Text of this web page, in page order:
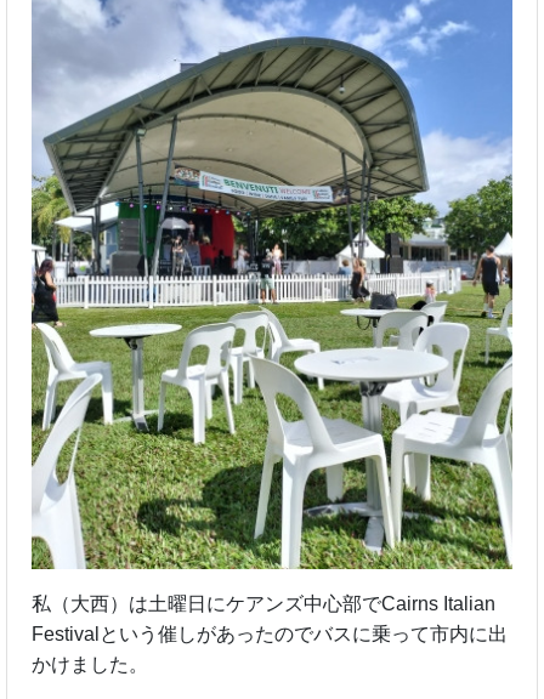
私（大西）は土曜日にケアンズ中心部でCairns Italian
Festivalという催しがあったのでバスに乗って市内に出
かけました。